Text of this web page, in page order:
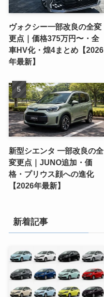
ヴォクシー一部改良の全変
更点｜価格375万円〜・全
車HV化・煌4まとめ【2026
年最新】
新型シエンタ 一部改良の全
変更点｜JUNO追加・価
格・プリウス顔への進化
【2026年最新】
新着記事